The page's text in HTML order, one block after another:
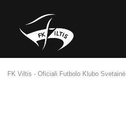
FK Viltis - Oficiali Futbolo Klubo Svetainė